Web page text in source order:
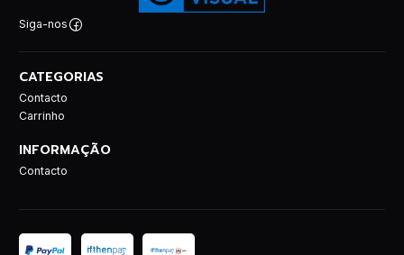
Siga-nos
CATEGORIAS
Contacto
Carrinho
INFORMAÇÃO
Contacto